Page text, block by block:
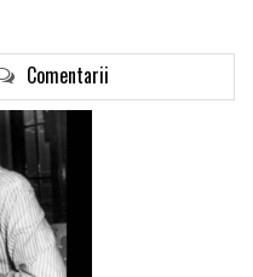
Comentarii